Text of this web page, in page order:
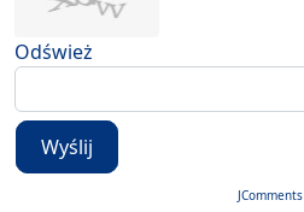
Odśwież
Wyślij
JComments